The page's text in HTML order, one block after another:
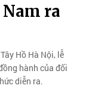
ra
Hồ Hà Nội, lễ
hành của đối
diễn ra.